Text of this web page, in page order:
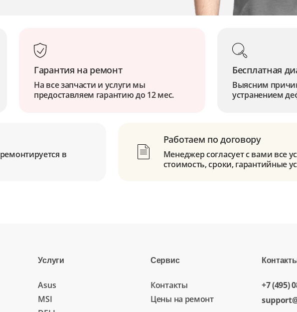
Гарантия на ремонт
На все запчасти и услуги мы
предоставляем гарантию до 12 мес.
Бесплатная
Выясним
устранением
ремонтируется в
Работаем по договору
Менеджер согласует с вами все
стоимость, сроки, гарантийные
Услуги
Asus
MSI
Сервис
Контакты
Цены на ремонт
+7 (495)